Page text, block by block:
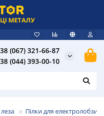
МЕТАЛУ
(067) 321-66-87
(044) 393-00-10
Пілки для